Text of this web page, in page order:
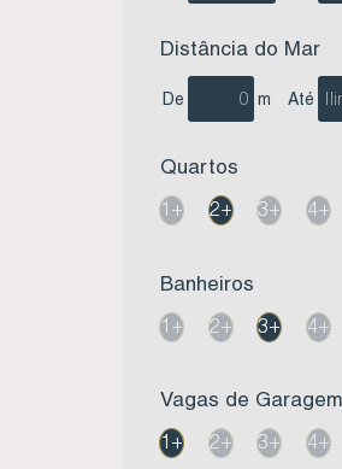
Distância do Mar
De m Até
Quartos
1+
2+ 3+ 4+
Banheiros
1+
2+ 3+ 4+
Vagas de Garagem
1+
2+ 3+ 4+